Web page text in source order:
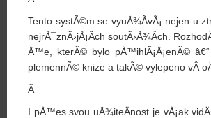
Tento systÃ©m se vyuÅ¾Ã­vÃ¡ nejen u
nejrÅ¯znÄ›jÅ¡Ã­ch soutÄ›Å¾Ã­ch.
Å™e, kterÃ© bylo pÅ™ihlÃ¡Å¡enÃ©
plemennÃ© knize a takÃ© vylepeno vÂ
Â
I pÅ™es svou uÅ¾iteÄnost je vÅ¡ak